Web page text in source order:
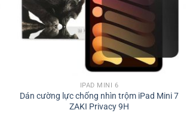
IPAD MINI 6
Dán cường lực chống nhìn trộm iPad Mini 7
ZAKI Privacy 9H